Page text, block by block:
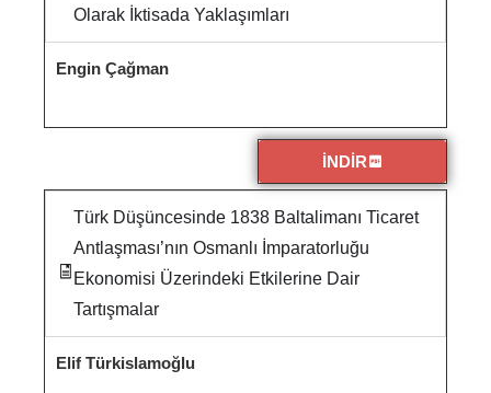
Olarak İktisada Yaklaşımları
Engin Çağman
İNDİR
Türk Düşüncesinde 1838 Baltalimanı Ticaret
Antlaşması’nın Osmanlı İmparatorluğu
Ekonomisi Üzerindeki Etkilerine Dair
Tartışmalar
Elif Türkislamoğlu